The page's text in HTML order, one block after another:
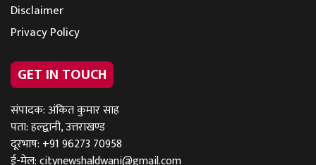
Disclaimer
Privacy Policy
GET IN TOUCH
संपादक: अंकित कुमार साह
पता: हल्द्वानी, उत्तराखण्ड
दूरभाष: +91 96273 70958